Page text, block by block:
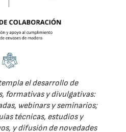
el desarrollo de
formativas y divulgativas:
webinars y seminarios;
técnicas, estudios y
y difusión de novedades